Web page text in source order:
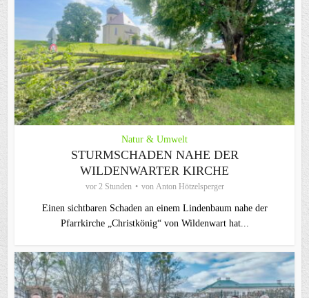
Natur & Umwelt
STURMSCHADEN NAHE DER
WILDENWARTER KIRCHE
vor 2 Stunden von Anton Hötzelsperger
Einen sichtbaren Schaden an einem Lindenbaum nahe der
Pfarrkirche „Christkönig“ von Wildenwart hat...